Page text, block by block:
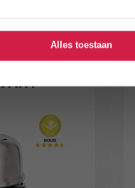
Alles toestaan
GAS